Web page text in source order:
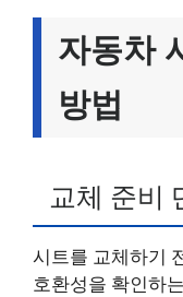
자동차
방법
교체 준비
시트를 교체하기
호환성을 확인하